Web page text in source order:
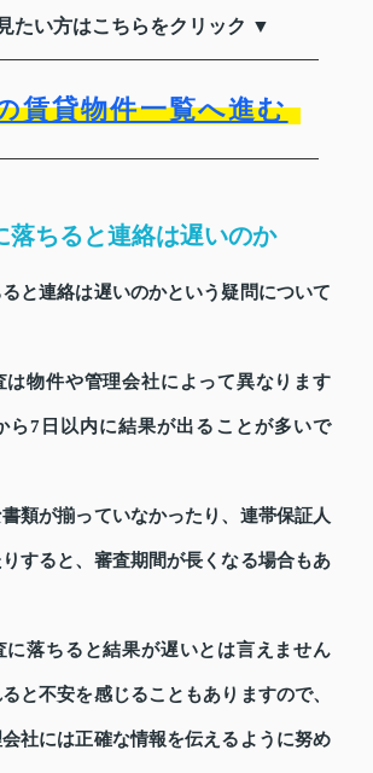
たい方はこちらをクリック ▼
賃貸物件一覧へ進む
落ちると連絡は遅いのか
と連絡は遅いのかという疑問について
は物件や管理会社によって異なります
ら7日以内に結果が出ることが多いで
類が揃っていなかったり、連帯保証人
すると、審査期間が長くなる場合もあ
に落ちると結果が遅いとは言えません
と不安を感じることもありますので、
社には正確な情報を伝えるように努め